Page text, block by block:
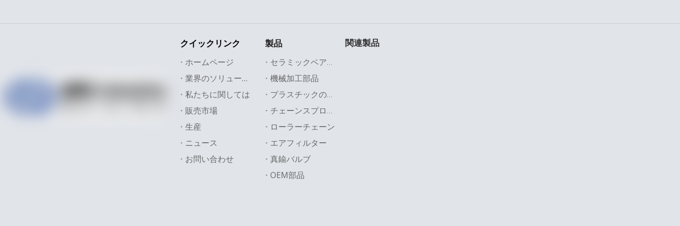
クイックリンク
ホームページ
業界のソリューション
私たちに関しては
販売市場
生産
ニュース
お問い合わせ
製品
セラミックベアリング
機械加工部品
プラスチックの部品
チェーンスプロケット
ローラーチェーン
エアフィルター
真鍮バルブ
OEM部品
関連製品